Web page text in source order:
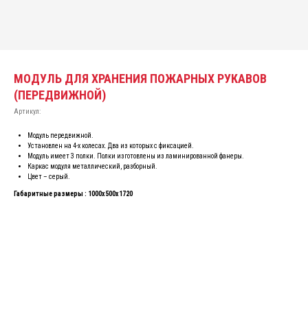
МОДУЛЬ ДЛЯ ХРАНЕНИЯ ПОЖАРНЫХ РУКАВОВ
(ПЕРЕДВИЖНОЙ)
Артикул:
Модуль передвижной.
Установлен на 4-х колесах. Два из которых с фиксацией.
Модуль имеет 3 полки. Полки изготовлены из ламинированной фанеры.
Каркас модуля металлический, разборный.
Цвет – серый.
Габаритные размеры : 1000х500х1720